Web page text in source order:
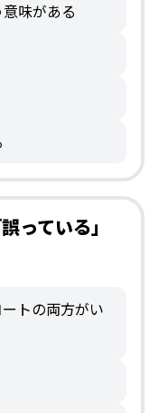
味がある
っている」
トの両方がい